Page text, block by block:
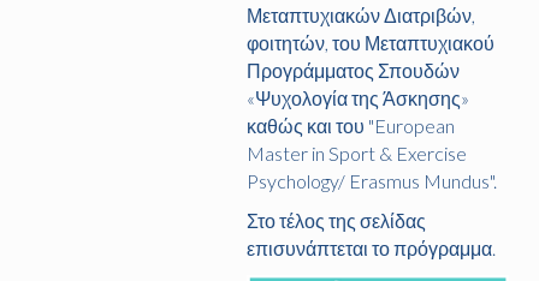
Μεταπτυχιακών Διατριβών,
φοιτητών, του Μεταπτυχιακού
Προγράμματος Σπουδών
«Ψυχολογία της Άσκησης»
καθώς και του "European
Master in Sport & Exercise
Psychology/ Erasmus Mundus".
Στο τέλος της σελίδας
επισυνάπτεται το πρόγραμμα.